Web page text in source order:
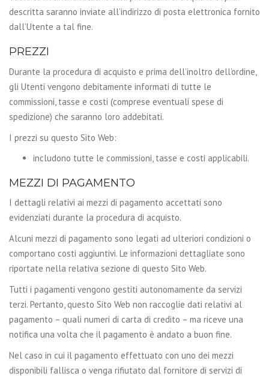
descritta saranno inviate all’indirizzo di posta elettronica fornito
dall’Utente a tal fine.
PREZZI
Durante la procedura di acquisto e prima dell’inoltro dell’ordine,
gli Utenti vengono debitamente informati di tutte le
commissioni, tasse e costi (comprese eventuali spese di
spedizione) che saranno loro addebitati.
I prezzi su questo Sito Web:
includono tutte le commissioni, tasse e costi applicabili.
MEZZI DI PAGAMENTO
I dettagli relativi ai mezzi di pagamento accettati sono
evidenziati durante la procedura di acquisto.
Alcuni mezzi di pagamento sono legati ad ulteriori condizioni o
comportano costi aggiuntivi. Le informazioni dettagliate sono
riportate nella relativa sezione di questo Sito Web.
Tutti i pagamenti vengono gestiti autonomamente da servizi
terzi. Pertanto, questo Sito Web non raccoglie dati relativi al
pagamento – quali numeri di carta di credito – ma riceve una
notifica una volta che il pagamento è andato a buon fine.
Nel caso in cui il pagamento effettuato con uno dei mezzi
disponibili fallisca o venga rifiutato dal fornitore di servizi di